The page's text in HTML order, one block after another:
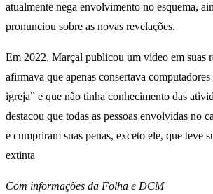
atualmente nega envolvimento no esquema,
pronunciou sobre as novas revelações.
Em 2022, Marçal publicou um vídeo em suas
afirmava que apenas consertava computadores
igreja” e que não tinha conhecimento das
destacou que todas as pessoas envolvidas no
e cumpriram suas penas, exceto ele, que teve
extinta
Com informações da Folha e DCM